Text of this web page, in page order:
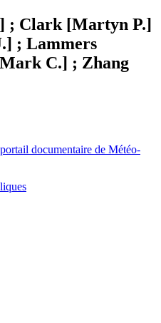
; Clark [Martyn P.]
; Lammers
C.] ; Zhang
documentaire de Météo-